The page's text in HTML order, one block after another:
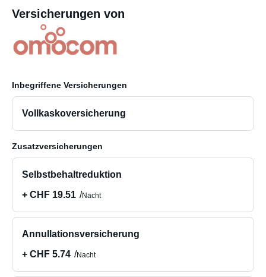
Versicherungen von
Inbegriffene Versicherungen
Vollkaskoversicherung
Zusatzversicherungen
Selbstbehaltreduktion
+ CHF 19.51
Nacht
Annullationsversicherung
+ CHF 5.74
Nacht